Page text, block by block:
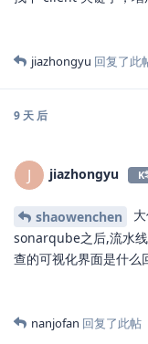
jiazhongyu 回复了此
9 天后
J jiazhongyu K
shaowenchen
sonarqube之后,流水
查的可视化界面是什么
nanjofan 回复了此帖